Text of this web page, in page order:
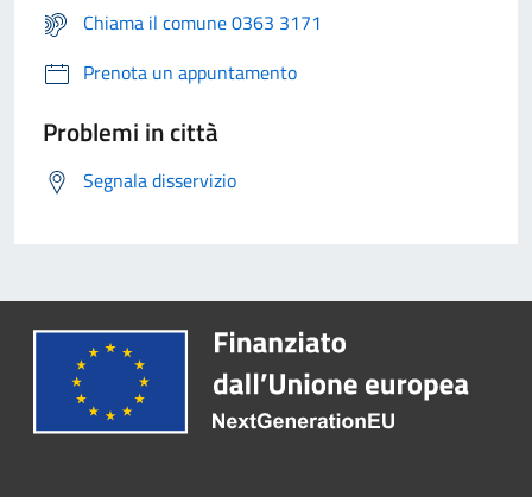
Chiama il comune 0363 3171
Prenota un appuntamento
Problemi in città
Segnala disservizio